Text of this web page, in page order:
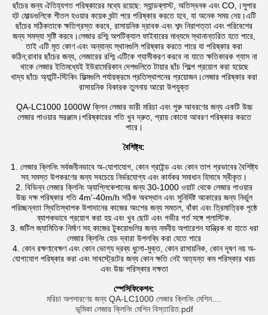
ছাঁচের জন্য ঐতিহ্যগত পরিষ্কারের মধ্যে রয়েছে: স্যান্ডব্লাস্ট, অতিস্বনক এবং CO,।সুপার
হট মোল্ডগুলিকে শীতল হওয়ার কয়েক ঘন্টা পরে পরিষ্কার করতে হবে, যা অনেক সময় নেয়।এটি
ছাঁচের সঠিকতাকে ক্ষতিগ্রস্ত করবে, রাসায়নিক দ্রাবক এবং শব্দ নিরাপত্তা এবং পরিবেশের
জন্য সমস্যা সৃষ্টি করবে।লেজার রশ্মি অপটিক্যাল ফাইবারের মাধ্যমে স্থানান্তরিত হতে পারে,
তাই এটি মৃত কোণ এবং অন্যান্য স্থানগুলি পরিষ্কার করতে পারে যা পরিষ্কার করা
কঠিন;রাবার ছাঁচের জন্য, লেজারের রশ্মি এটিকে গ্যাসীকরণ করবে না যাতে ক্ষতিকারক গ্যাস না
থাকে লেজার ইতিমধ্যেই ইউরামেরিকান দেশগুলিতে টায়ার ছাঁচ শিল্পে প্রয়োগ করা হয়েছে
খাদ্য ছাঁচে অ্যান্টি-স্টিকিং ফিল্মগুলি পর্যায়ক্রমে প্রতিস্থাপনের প্রয়োজন।লেজার পরিষ্কার করা
রাসায়নিক বিকারক তুলনায় আরো উপযুক্ত
QA-LC1000 1000W ক্লিন লেজার ভারী মরিচা এবং পুরু আবরণের জন্য একটি উচ্চ
লেজার পাওয়ার সরঞ্জাম।পরিষ্কারের গতি খুব দ্রুত, প্রায় কোনো আবরণ পরিষ্কার করতে
পারে।
বৈশিষ্ট্য:
1. লেজার ক্লিনিং সর্বজনীনভাবে অ-যোগাযোগ, কোন গ্রাইন্ড এবং কোন তাপ প্রভাবের বৈশিষ্ট্য
সহ সমস্ত উপকরণের জন্য সবচেয়ে নির্ভরযোগ্য এবং কার্যকর সমাধান হিসাবে স্বীকৃত।
2. বিভিন্ন লেজার ক্লিনিং অ্যাপ্লিকেশানের জন্য 30-1000 ওয়াট থেকে লেজার পাওয়ার
উচ্চ দক্ষ পরিষ্কার গতি 4m'-40m/h সঠিক অবস্থান এবং সুনির্দিষ্ট আকারের জন্য নির্ভুল
পরিচ্ছন্নতা স্থিতিস্থাপক উপাদানের কাজের অংশের জন্য সমতল, বাঁকা এবং ত্রিমাত্রিক পৃষ্ঠে
ব্যাপকভাবে প্রয়োগ করা হয় এবং খুব ছোট এবং গভীর গর্ত সঙ্গে প্লাস্টিক.
3. জটিল জ্যামিতিক নির্মাণ সহ কাজের টুকরোগুলির জন্য নমনীয় অপারেশন যান্ত্রিক বা হাতে ধরা
লেজার ক্লিনিং হেড দ্বারা উপলব্ধি করা যেতে পারে
4. কোন রক্ষণাবেক্ষণ এবং কোন ভোগ্য দ্রব্য ধুলো-মুক্ত, কোন রাসায়নিক, কোন দূষণ নয় অ-
যোগাযোগ পরিষ্কার করা এবং সাবস্ট্রেটের জন্য কোন ক্ষতি নেই অত্যন্ত কম পরিস্কার খরচ
এবং উচ্চ পরিস্কার দক্ষতা
স্পেসিফিকেশন:
মরিচা অপসারণের জন্য QA-LC1000 লেজার ক্লিনিং মেশিন....
ভূমিকা লেজার ক্লিনিং মেশিন বিস্তারিত.pdf